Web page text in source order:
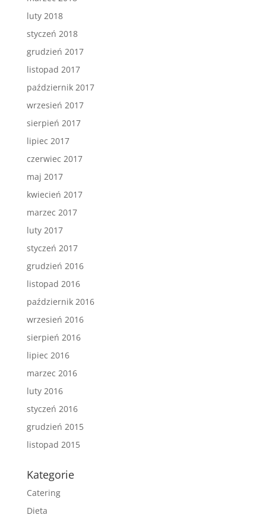
luty 2018
styczeń 2018
grudzień 2017
listopad 2017
październik 2017
wrzesień 2017
sierpień 2017
lipiec 2017
czerwiec 2017
maj 2017
kwiecień 2017
marzec 2017
luty 2017
styczeń 2017
grudzień 2016
listopad 2016
październik 2016
wrzesień 2016
sierpień 2016
lipiec 2016
marzec 2016
luty 2016
styczeń 2016
grudzień 2015
listopad 2015
Kategorie
Catering
Dieta